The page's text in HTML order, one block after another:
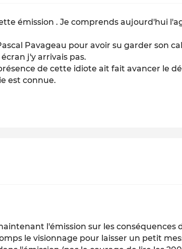
émission . Je comprends aujourd'hui
Pavageau pour avoir su garder son
j'y arrivais pas.
de cette idiote ait fait avancer le
est connue.
l'émission sur les conséquences
le visionnage pour laisser un petit